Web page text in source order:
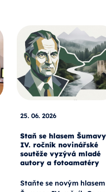
25. 06. 2026
Staň se hlasem
IV. ročník novinářské
soutěže vyzývá mladé
autory a fotoamatéry
Staňte se novým hlasem